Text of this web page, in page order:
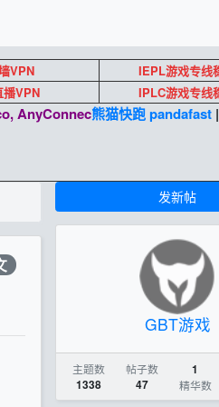
VPN
IEPL游戏专线
VPN
IPLC游戏专线
AnyConnec熊猫快跑 pandafast|
发新帖
GBT游戏
主题数
1338
帖子数
47
1
精华数